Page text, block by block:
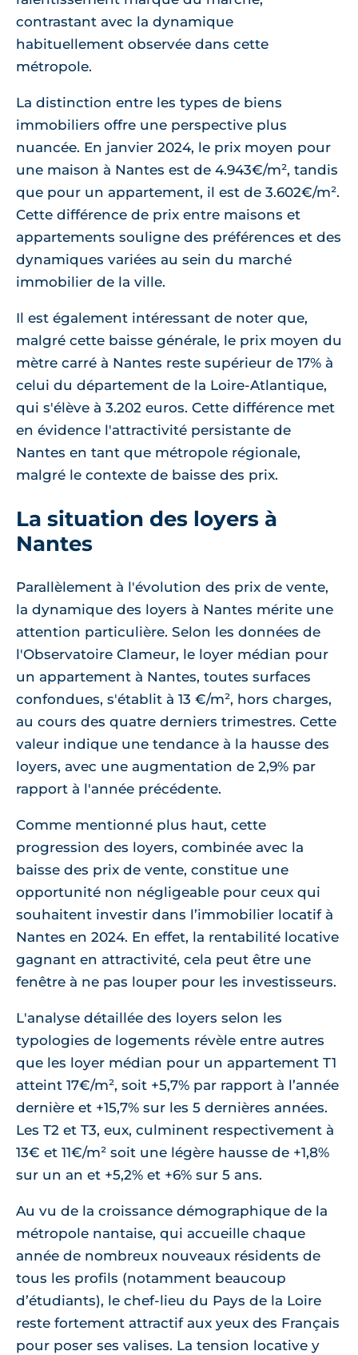
contrastant avec la dynamique
habituellement observée dans cette
métropole.
La distinction entre les types de biens
immobiliers offre une perspective plus
nuancée. En janvier 2024, le prix moyen pour
une maison à Nantes est de 4.943€/m², tandis
que pour un appartement, il est de 3.602€/m².
Cette différence de prix entre maisons et
appartements souligne des préférences et des
dynamiques variées au sein du marché
immobilier de la ville.
Il est également intéressant de noter que,
malgré cette baisse générale, le prix moyen du
mètre carré à Nantes reste supérieur de 17% à
celui du département de la Loire-Atlantique,
qui s'élève à 3.202 euros. Cette différence met
en évidence l'attractivité persistante de
Nantes en tant que métropole régionale,
malgré le contexte de baisse des prix.
La situation des loyers à
Nantes
Parallèlement à l'évolution des prix de vente,
la dynamique des loyers à Nantes mérite une
attention particulière. Selon les données de
l'Observatoire Clameur, le loyer médian pour
un appartement à Nantes, toutes surfaces
confondues, s'établit à 13 €/m², hors charges,
au cours des quatre derniers trimestres. Cette
valeur indique une tendance à la hausse des
loyers, avec une augmentation de 2,9% par
rapport à l'année précédente.
Comme mentionné plus haut, cette
progression des loyers, combinée avec la
baisse des prix de vente, constitue une
opportunité non négligeable pour ceux qui
souhaitent investir dans l’immobilier locatif à
Nantes en 2024. En effet, la rentabilité locative
gagnant en attractivité, cela peut être une
fenêtre à ne pas louper pour les investisseurs.
L'analyse détaillée des loyers selon les
typologies de logements révèle entre autres
que les loyer médian pour un appartement T1
atteint 17€/m², soit +5,7% par rapport à l’année
dernière et +15,7% sur les 5 dernières années.
Les T2 et T3, eux, culminent respectivement à
13€ et 11€/m² soit une légère hausse de +1,8%
sur un an et +5,2% et +6% sur 5 ans.
Au vu de la croissance démographique de la
métropole nantaise, qui accueille chaque
année de nombreux nouveaux résidents de
tous les profils (notamment beaucoup
d’étudiants), le chef-lieu du Pays de la Loire
reste fortement attractif aux yeux des Français
pour poser ses valises. La tension locative y